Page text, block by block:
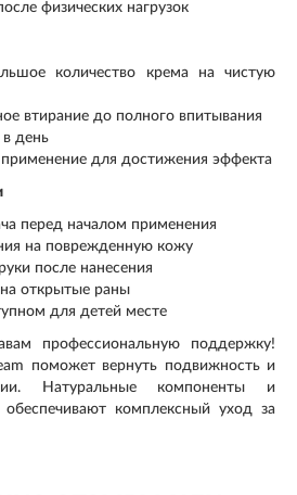
физических нагрузок
количество крема на чистую
втирание до полного впитывания
в день
применение для достижения эффекта
перед началом применения
на поврежденную кожу
после нанесения
открытые раны
для детей месте
профессиональную поддержку!
поможет вернуть подвижность и
Натуральные компоненты и
комплексный уход за